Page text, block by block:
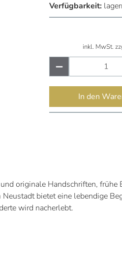
Verfügbarkeit:
inkl. MwSt.
In den
originale Handschriften, frühe
bietet eine lebendige
wird nacherlebt.